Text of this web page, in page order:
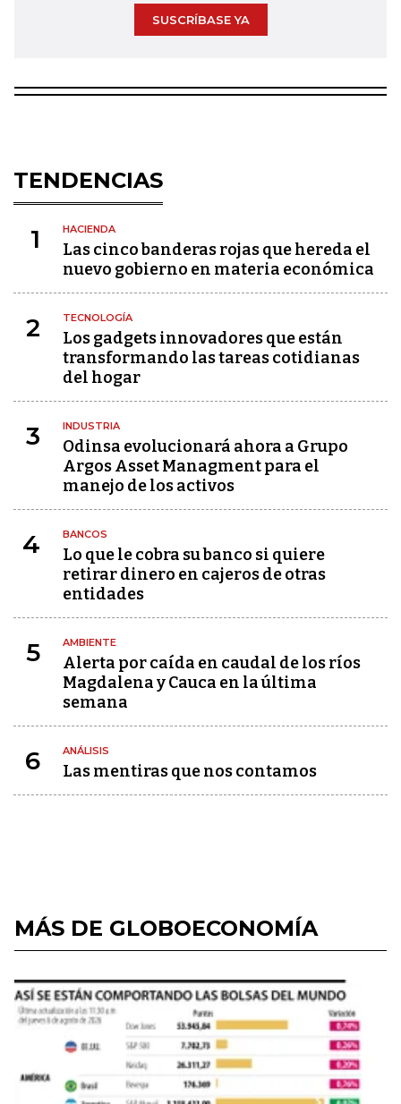
SUSCRÍBASE YA
TENDENCIAS
1 HACIENDA
Las cinco banderas rojas que hereda el
nuevo gobierno en materia económica
2 TECNOLOGÍA
Los gadgets innovadores que están
transformando las tareas cotidianas
del hogar
3 INDUSTRIA
Odinsa evolucionará ahora a Grupo
Argos Asset Managment para el
manejo de los activos
4 BANCOS
Lo que le cobra su banco si quiere
retirar dinero en cajeros de otras
entidades
5 AMBIENTE
Alerta por caída en caudal de los ríos
Magdalena y Cauca en la última
semana
6 ANÁLISIS
Las mentiras que nos contamos
MÁS DE GLOBOECONOMÍA